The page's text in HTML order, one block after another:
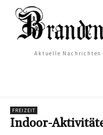
Aktuelle Nachrichten
FREIZEIT
Indoor-